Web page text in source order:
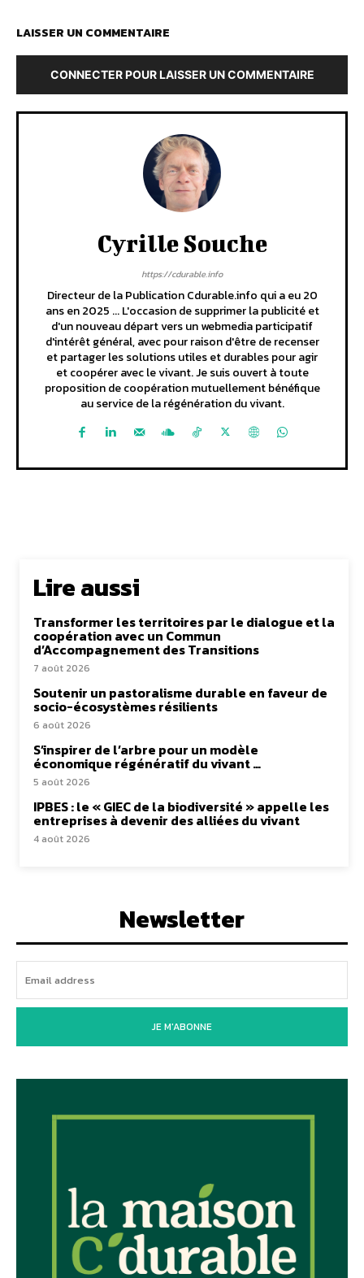
LAISSER UN COMMENTAIRE
CONNECTER POUR LAISSER UN COMMENTAIRE
Cyrille Souche
https://cdurable.info
Directeur de la Publication Cdurable.info qui a eu 20
ans en 2025 ... L'occasion de supprimer la publicité et
d'un nouveau départ vers un webmedia participatif
d'intérêt général, avec pour raison d'être de recenser
et partager les solutions utiles et durables pour agir
et coopérer avec le vivant. Je suis ouvert à toute
proposition de coopération mutuellement bénéfique
au service de la régénération du vivant.
Lire aussi
Transformer les territoires par le dialogue et la
coopération avec un Commun
d’Accompagnement des Transitions
7 août 2026
Soutenir un pastoralisme durable en faveur de
socio-écosystèmes résilients
6 août 2026
S’inspirer de l’arbre pour un modèle
économique régénératif du vivant …
5 août 2026
IPBES : le « GIEC de la biodiversité » appelle les
entreprises à devenir des alliées du vivant
4 août 2026
Newsletter
JE M'ABONNE